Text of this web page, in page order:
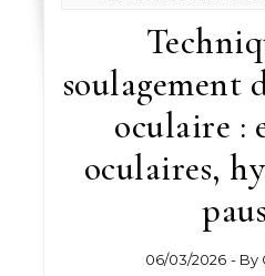
soulagement
oculaire :
oculaires,
06/03/2026 - By